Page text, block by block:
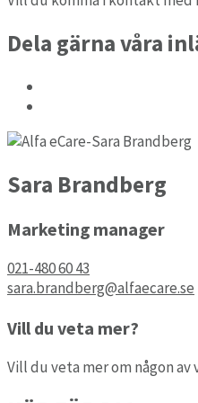
Arbete & Praktik
Dela gärna våra
Sara Brandberg
Marketing manager
021-480 60 43
sara.brandberg@alfaecare.se
Vill du veta mer?
Vill du veta mer om någon av